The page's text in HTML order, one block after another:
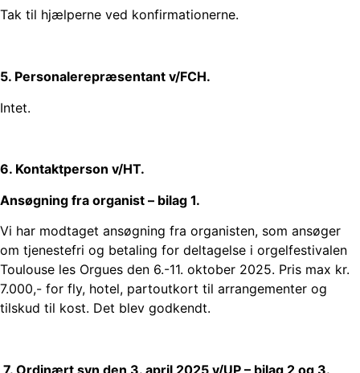
Tak til hjælperne ved konfirmationerne.
5. Personalerepræsentant v/FCH.
Intet.
6. Kontaktperson v/HT.
Ansøgning fra organist – bilag 1.
Vi har modtaget ansøgning fra organisten, som ansøger
om tjenestefri og betaling for deltagelse i orgelfestivalen
Toulouse les Orgues den 6.-11. oktober 2025. Pris max kr.
7.000,- for fly, hotel, partoutkort til arrangementer og
tilskud til kost. Det blev godkendt.
7. Ordinært syn den 3. april 2025 v/UP – bilag 2 og 3.